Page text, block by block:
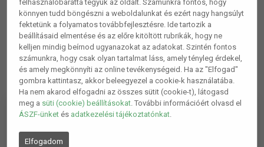
felhasználóbaráttá tegyük az oldalt. Számunkra fontos, hogy
könnyen tudd böngészni a weboldalunkat és ezért nagy hangsúlyt
fektetünk a folyamatos továbbfejlesztésre. Ide tartozik a
beállításaid elmentése és az előre kitöltött rubrikák, hogy ne
kelljen mindig beírnod ugyanazokat az adatokat. Szintén fontos
számunkra, hogy csak olyan tartalmat láss, amely tényleg érdekel,
és amely megkönnyíti az online tevékenységeid. Ha az "Elfogad"
gombra kattintasz, akkor beleegyezel a cookie-k használatába.
Ha nem akarod elfogadni az összes sütit (cookie-t), látogasd
meg a süti (cookie) beállításokat. További információért olvasd el
ÁSZF-ünket és adatkezelési tájékoztatónkat.
Elfogadom